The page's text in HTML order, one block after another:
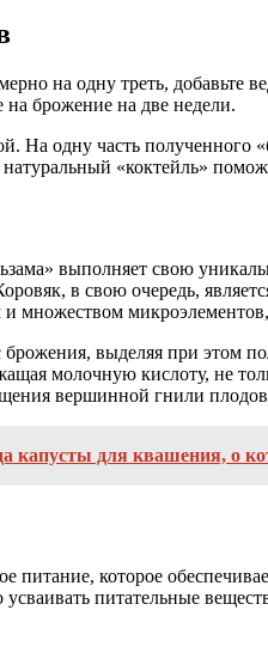
на одну треть, добавьте
на брожение на две недели.
На одну часть
«коктейль»
выполняет свою
в свою очередь,
множеством
выделяя при этом
молочную кислоту, не
вершинной гнили
капусты для квашения, о
питание, которое
усваивать питательные